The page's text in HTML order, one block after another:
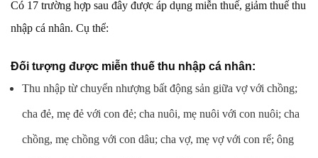
Có 17 trường hợp sau đây được áp dụng miễn thuế, giảm thuế thu
nhập cá nhân. Cụ thể:
Đối tượng được miễn thuế thu nhập cá nhân:
Thu nhập từ chuyển nhượng bất động sản giữa vợ với chồng;
cha đẻ, mẹ đẻ với con đẻ; cha nuôi, mẹ nuôi với con nuôi; cha
chồng, mẹ chồng với con dâu; cha vợ, mẹ vợ với con rể; ông